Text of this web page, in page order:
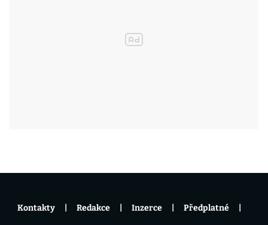
Kontakty Redakce Inzerce Předplatné